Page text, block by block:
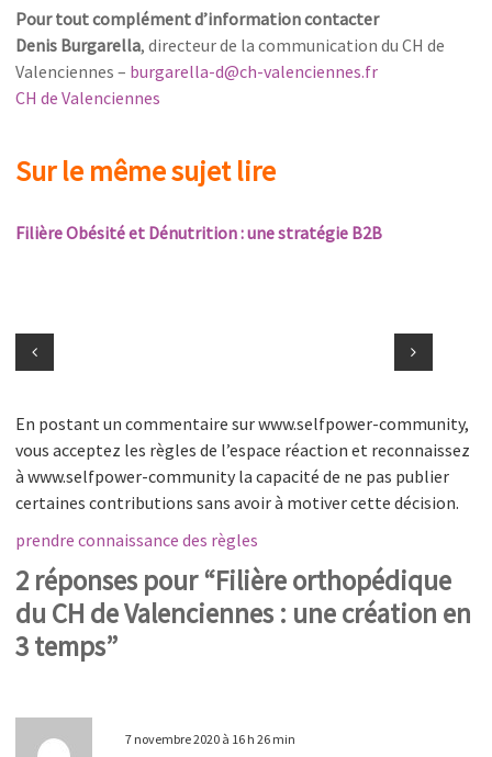
Pour tout complément d’information contacter
Denis Burgarella, directeur de la communication du CH de
Valenciennes – burgarella-d@ch-valenciennes.fr
CH de Valenciennes
Sur le même sujet lire
Filière Obésité et Dénutrition : une stratégie B2B
En postant un commentaire sur www.selfpower-community,
vous acceptez les règles de l’espace réaction et reconnaissez
à www.selfpower-community la capacité de ne pas publier
certaines contributions sans avoir à motiver cette décision.
prendre connaissance des règles
2 réponses pour “Filière orthopédique
du CH de Valenciennes : une création en
3 temps”
7 novembre 2020 à 16 h 26 min